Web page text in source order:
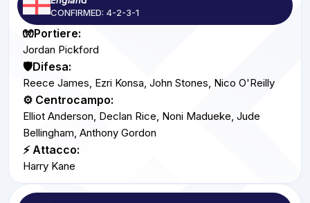
CONFIRMED: 4-2-3-1
🧤Portiere:
Jordan Pickford
🛡️Difesa:
Reece James, Ezri Konsa, John Stones, Nico O'Reilly
⚙️ Centrocampo:
Elliot Anderson, Declan Rice, Noni Madueke, Jude
Bellingham, Anthony Gordon
⚡ Attacco:
Harry Kane